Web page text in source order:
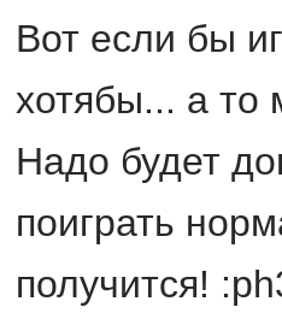
Вот если бы
хотябы... а
Надо будет
поиграть
получится!